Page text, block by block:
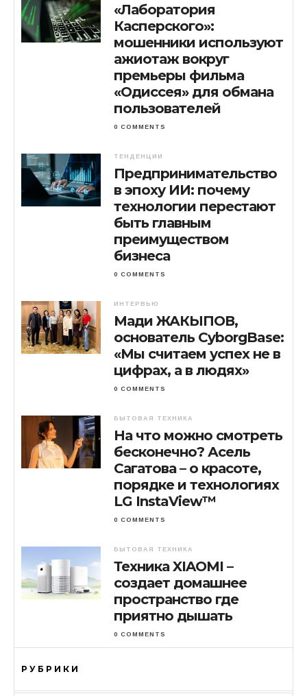
«Лаборатория
Касперского»:
мошенники используют
ажиотаж вокруг
премьеры фильма
«Одиссея» для обмана
пользователей
0 COMMENTS
ТЕНДЕНЦИИ
Предпринимательство
в эпоху ИИ: почему
технологии перестают
быть главным
преимуществом
бизнеса
0 COMMENTS
ИНТЕРВЬЮ
Мади ЖАКЫПОВ,
основатель CyborgBase:
«Мы считаем успех не в
цифрах, а в людях»
0 COMMENTS
БЫТОВАЯ ТЕХНИКА
На что можно смотреть
бесконечно? Асель
Сагатова – о красоте,
порядке и технологиях
LG InstaView™
0 COMMENTS
БЫТОВАЯ ТЕХНИКА
Техника XIAOMI –
создает домашнее
пространство где
приятно дышать
0 COMMENTS
РУБРИКИ